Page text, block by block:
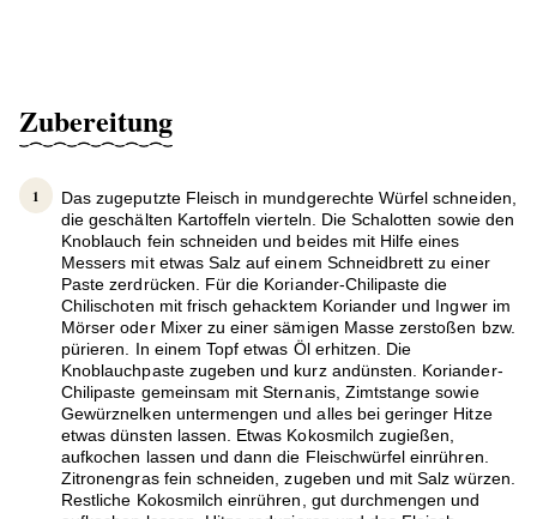
Zubereitung
Das zugeputzte Fleisch in mundgerechte Würfel schneiden,
die geschälten Kartoffeln vierteln. Die Schalotten sowie den
Knoblauch fein schneiden und beides mit Hilfe eines
Messers mit etwas Salz auf einem Schneidbrett zu einer
Paste zerdrücken. Für die Koriander-Chilipaste die
Chilischoten mit frisch gehacktem Koriander und Ingwer im
Mörser oder Mixer zu einer sämigen Masse zerstoßen bzw.
pürieren. In einem Topf etwas Öl erhitzen. Die
Knoblauchpaste zugeben und kurz andünsten. Koriander-
Chilipaste gemeinsam mit Sternanis, Zimtstange sowie
Gewürznelken untermengen und alles bei geringer Hitze
etwas dünsten lassen. Etwas Kokosmilch zugießen,
aufkochen lassen und dann die Fleischwürfel einrühren.
Zitronengras fein schneiden, zugeben und mit Salz würzen.
Restliche Kokosmilch einrühren, gut durchmengen und